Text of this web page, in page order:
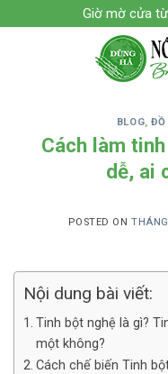
to
Giờ mờ cửa
BLOG,ĐỒ
Cách làm
dễ, ai
POSTED ON
Nội dung bài viết:
Tinh bột nghệ là gì?
một không?
Cách chế biến Tinh